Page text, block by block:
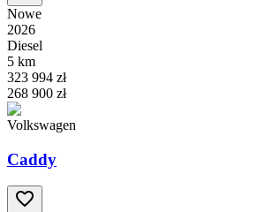
Nowe
2026
Diesel
5 km
323 994 zł
268 900 zł
Volkswagen
Caddy